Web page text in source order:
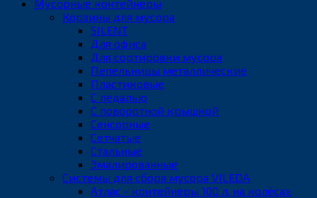
Мусорные контейнеры
Корзины для мусора
SILENT
Для офиса
Для сортировки мусора
Пепельницы металлические
Пластиковые
С педалью
С поворотной крышкой
Сенсорные
Сетчатые
Стальные
Эмалированные
Системы для сбора мусора VILEDA
Атлас - контейнеры 100 л, на колёсах